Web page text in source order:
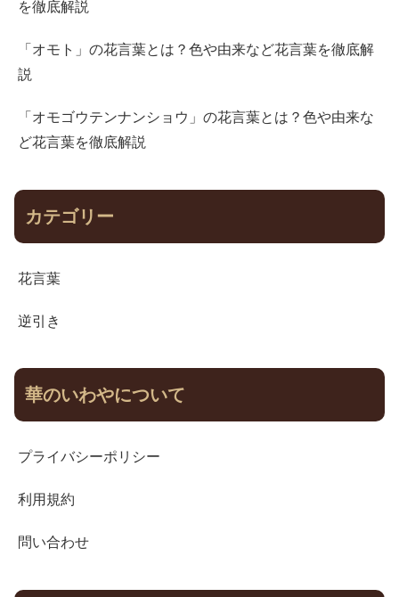
を徹底解説
「オモト」の花言葉とは？色や由来など花言葉を徹底解
説
「オモゴウテンナンショウ」の花言葉とは？色や由来な
ど花言葉を徹底解説
カテゴリー
花言葉
逆引き
華のいわやについて
プライバシーポリシー
利用規約
問い合わせ